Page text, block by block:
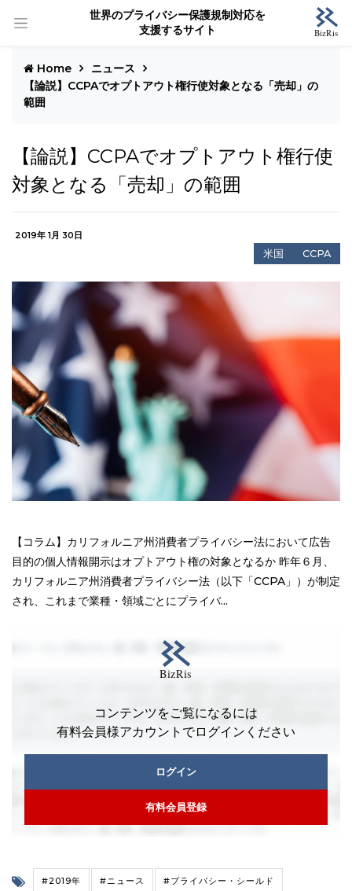
世界のプライバシー保護規制対応を
支援するサイト
Home
ニュース
【論説】CCPAでオプトアウト権行使対象となる「売却」の
範囲
【論説】CCPAでオプトアウト権行使
対象となる「売却」の範囲
2019年 1月 30日
米国 CCPA
【コラム】カリフォルニア州消費者プライバシー法において広告
目的の個人情報開示はオプトアウト権の対象となるか 昨年６月、
カリフォルニア州消費者プライバシー法（以下「CCPA」）が制定
され、これまで業種・領域ごとにプライバ...
コンテンツをご覧になるには
有料会員様アカウントでログインください
ログイン
有料会員登録
#2019年 #ニュース #プライバシー・シールド